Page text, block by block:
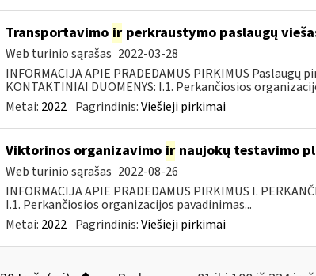
Transportavimo irperkraustymo paslaugų
Web turinio sąrašas 2022-03-28
INFORMACIJA APIE PRADEDAMUS PIRKIMUS Paslaugų
KONTAKTINIAI DUOMENYS: I.1. Perkančiosios
Metai: 2022 Pagrindinis:Viešieji pirkimai
Viktorinos organizavimo irnaujokų testavimo
Web turinio sąrašas 2022-08-26
INFORMACIJA APIE PRADEDAMUS PIRKIMUS I.
I.1. Perkančiosios organizacijos pavadinimas...
Metai: 2022 Pagrindinis:Viešieji pirkimai